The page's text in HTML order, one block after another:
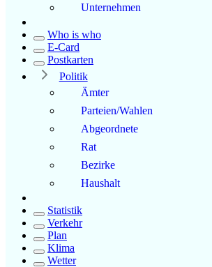
Unternehmen
Who is who
E-Card
Postkarten
Politik
Ämter
Parteien/Wahlen
Abgeordnete
Rat
Bezirke
Haushalt
Statistik
Verkehr
Plan
Klima
Wetter